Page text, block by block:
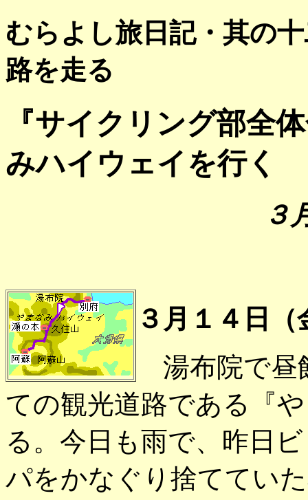
むらよし旅日記・其の
路を走る
『サイクリング部全
みハイウェイを行く
３
３月１４日
湯布院で昼
ての観光道路である『
る。今日も雨で、昨日
パをかなぐり捨ててい